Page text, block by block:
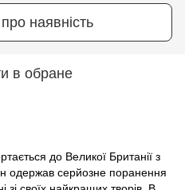
наявність
в обране
до Великої Британії з
одержав серйозне поранення